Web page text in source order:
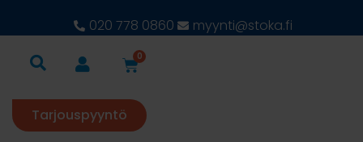
020 778 0860 myynti@stoka.fi
0
Tarjouspyyntö